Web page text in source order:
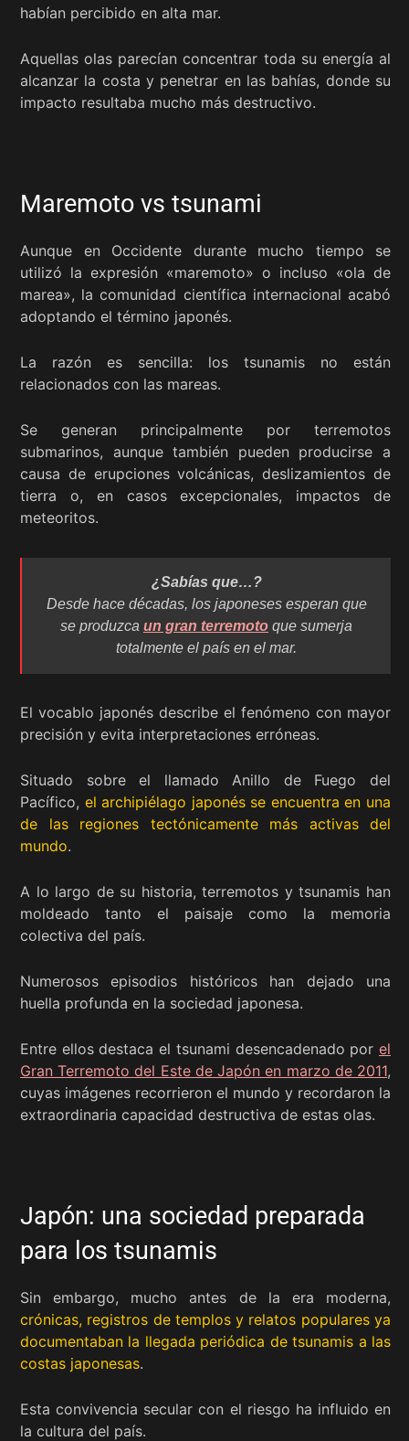
habían percibido en alta mar.
Aquellas olas parecían concentrar toda su energía al
alcanzar la costa y penetrar en las bahías, donde su
impacto resultaba mucho más destructivo.
Maremoto vs tsunami
Aunque en Occidente durante mucho tiempo se
utilizó la expresión «maremoto» o incluso «ola de
marea», la comunidad científica internacional acabó
adoptando el término japonés.
La razón es sencilla: los tsunamis no están
relacionados con las mareas.
Se generan principalmente por terremotos
submarinos, aunque también pueden producirse a
causa de erupciones volcánicas, deslizamientos de
tierra o, en casos excepcionales, impactos de
meteoritos.
¿Sabías que…?
Desde hace décadas, los japoneses esperan que
se produzca un gran terremoto que sumerja
totalmente el país en el mar.
El vocablo japonés describe el fenómeno con mayor
precisión y evita interpretaciones erróneas.
Situado sobre el llamado Anillo de Fuego del
Pacífico, el archipiélago japonés se encuentra en una
de las regiones tectónicamente más activas del
mundo.
A lo largo de su historia, terremotos y tsunamis han
moldeado tanto el paisaje como la memoria
colectiva del país.
Numerosos episodios históricos han dejado una
huella profunda en la sociedad japonesa.
Entre ellos destaca el tsunami desencadenado por el
Gran Terremoto del Este de Japón en marzo de 2011,
cuyas imágenes recorrieron el mundo y recordaron la
extraordinaria capacidad destructiva de estas olas.
Japón: una sociedad preparada
para los tsunamis
Sin embargo, mucho antes de la era moderna,
crónicas, registros de templos y relatos populares ya
documentaban la llegada periódica de tsunamis a las
costas japonesas.
Esta convivencia secular con el riesgo ha influido en
la cultura del país.